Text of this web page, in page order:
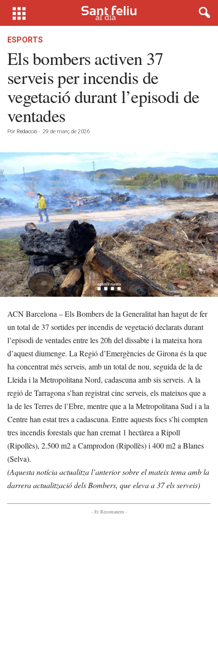
ESPORTS
Els bombers activen 37
serveis per incendis de
vegetació durant l’episodi de
ventades
Por Redacció - 29 de març de 2026
ACN Barcelona – Els Bombers de la Generalitat han hagut de fer
un total de 37 sortides per incendis de vegetació declarats durant
l’episodi de ventades entre les 20h del dissabte i la mateixa hora
d’aquest diumenge. La Regió d’Emergències de Girona és la que
ha concentrat més serveis, amb un total de nou, seguida de la de
Lleida i la Metropolitana Nord, cadascuna amb sis serveis. A la
regió de Tarragona s’han registrat cinc serveis, els mateixos que a
la de les Terres de l’Ebre, mentre que a la Metropolitana Sud i a la
Centre han estat tres a cadascuna. Entre aquests focs s’hi compten
tres incendis forestals que han cremat 1 hectàrea a Ripoll
(Ripollès), 2.500 m2 a Camprodon (Ripollès) i 400 m2 a Blanes
(Selva).
(Aquesta notícia actualitza l’anterior sobre el mateix tema amb la
darrera actualització dels Bombers, que eleva a 37 els serveis)
- Et Recomanem -